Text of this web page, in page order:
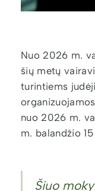
Nuo 2026 m.
šių metų
turintiems
nuo 2026 m.
m. balandžio
Šiuo